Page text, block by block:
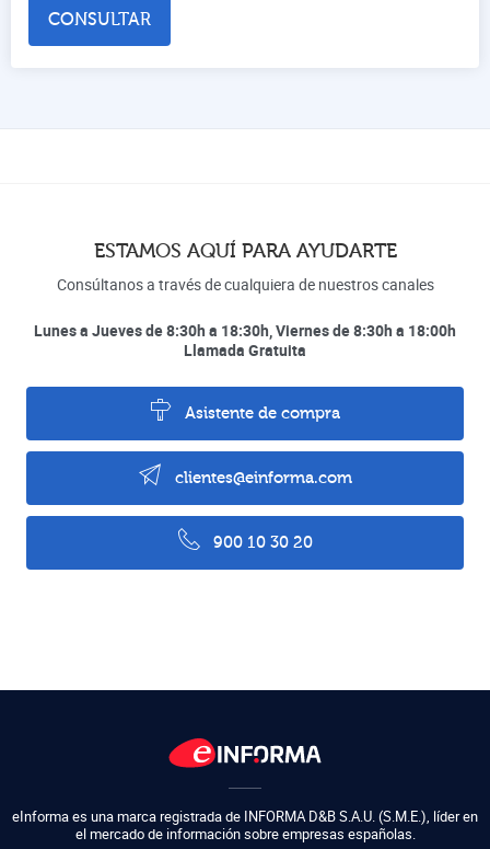
CONSULTAR
ESTAMOS AQUÍ PARA AYUDARTE
Consúltanos a través de cualquiera de nuestros canales
Lunes a Jueves de 8:30h a 18:30h, Viernes de 8:30h a 18:00h
Llamada Gratuita
Asistente de compra
clientes@einforma.com
900 10 30 20
eInforma es una marca registrada de INFORMA D&B S.A.U. (S.M.E.), líder en
el mercado de información sobre empresas españolas.